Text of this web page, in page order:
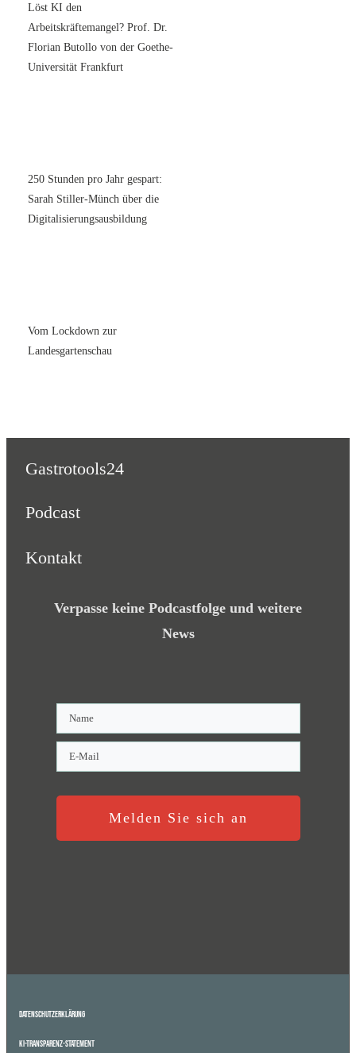
Löst KI den
Arbeitskräftemangel? Prof. Dr.
Florian Butollo von der Goethe-
Universität Frankfurt
250 Stunden pro Jahr gespart:
Sarah Stiller-Münch über die
Digitalisierungsausbildung
Vom Lockdown zur
Landesgartenschau
Gastrotools24
Podcast
Kontakt
Verpasse keine Podcastfolge und weitere
News
Melden Sie sich an
Datenschutzerklärung
KI-Transparenz-Statement